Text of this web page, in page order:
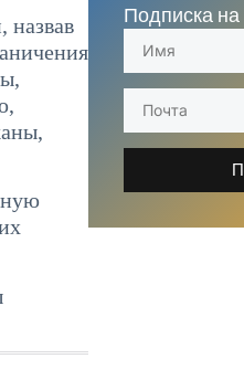
назвав
Подписка на